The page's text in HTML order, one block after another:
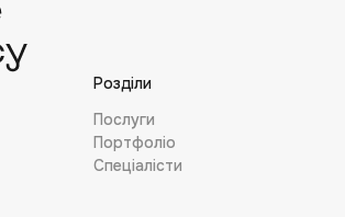
Розділи
Послуги
Портфоліо
Cпеціалісти